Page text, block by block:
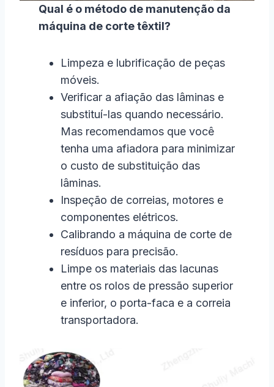
Qual é o método de manutenção da
máquina de corte têxtil?
Limpeza e lubrificação de peças
móveis.
Verificar a afiação das lâminas e
substituí-las quando necessário.
Mas recomendamos que você
tenha uma afiadora para minimizar
o custo de substituição das
lâminas.
Inspeção de correias, motores e
componentes elétricos.
Calibrando a máquina de corte de
resíduos para precisão.
Limpe os materiais das lacunas
entre os rolos de pressão superior
e inferior, o porta-faca e a correia
transportadora.